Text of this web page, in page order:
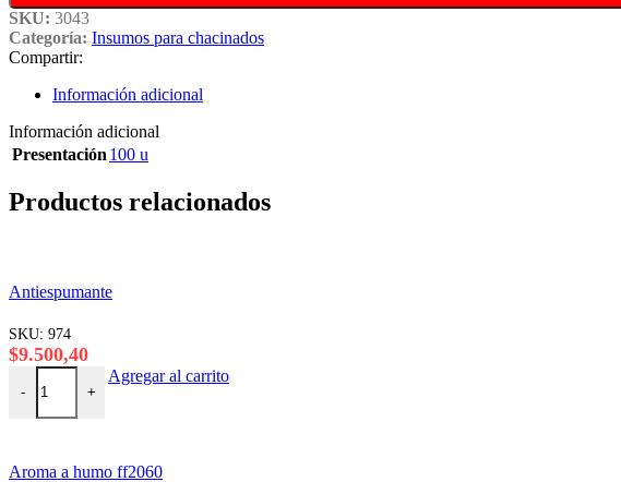
SKU: 3043
Categoría: Insumos para chacinados
Compartir:
Información adicional
Información adicional
Presentación 100 u
Productos relacionados
Antiespumante
SKU: 974
$9.500,40
-
Antiespumante cantidad
+
Agregar al carrito
Aroma a humo ff2060